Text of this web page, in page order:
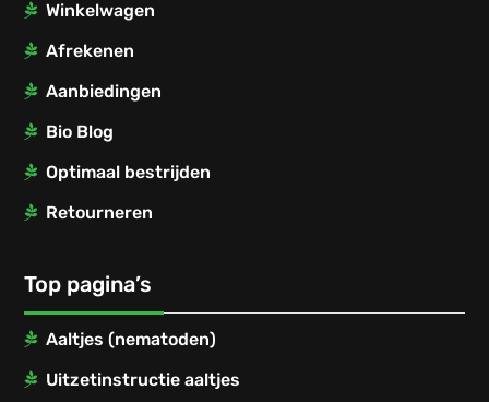
Winkelwagen
Afrekenen
Aanbiedingen
Bio Blog
Optimaal bestrijden
Retourneren
Top pagina’s
Aaltjes (nematoden)
Uitzetinstructie aaltjes